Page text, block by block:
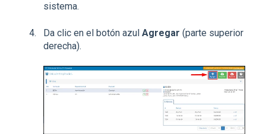
sistema.
Da clic en el botón azul Agregar (parte superior
derecha).